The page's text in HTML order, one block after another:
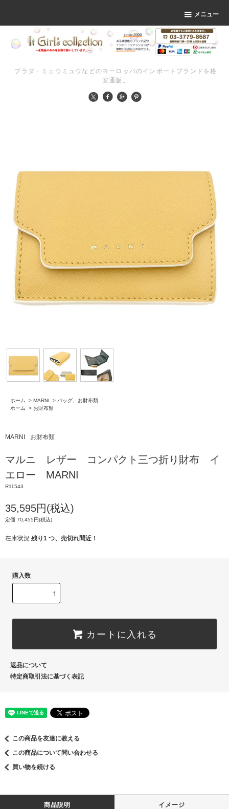
メニュー
プラダ・ミュウミュウなどのヨーロッパのインポートブランドを格
安通販。
ホーム > MARNI > バッグ、お財布類
ホーム
> お財布類
MARNI お財布類
マルニ レザー コンパクト三つ折り財布 イ
エロー MARNI
R11543
35,595円(税込)
定価 70,455円(税込)
在庫状況 残り1 つ、売切れ間近！
購入数
カートに入れる
返品について
特定商取引法に基づく表記
この商品を友達に教える
この商品について問い合わせる
買い物を続ける
商品説明 イメージ